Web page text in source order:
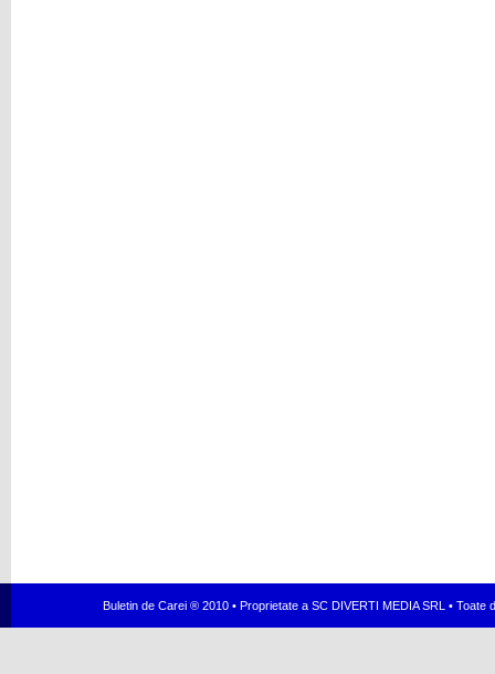
Buletin de Carei ® 2010 • Proprietate a SC DIVERTI MEDIA SRL •